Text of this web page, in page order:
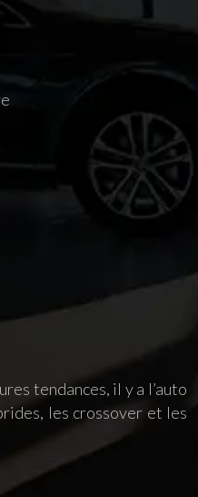
tendances, il y a l’auto
les crossover et les